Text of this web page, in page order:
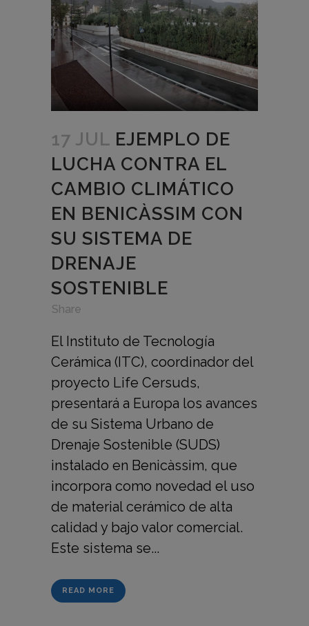
17 JUL EJEMPLO DE
LUCHA CONTRA EL
CAMBIO CLIMÁTICO
EN BENICÀSSIM CON
SU SISTEMA DE
DRENAJE
SOSTENIBLE
Share
El Instituto de Tecnología
Cerámica (ITC), coordinador del
proyecto Life Cersuds,
presentará a Europa los avances
de su Sistema Urbano de
Drenaje Sostenible (SUDS)
instalado en Benicàssim, que
incorpora como novedad el uso
de material cerámico de alta
calidad y bajo valor comercial.
Este sistema se...
READ MORE